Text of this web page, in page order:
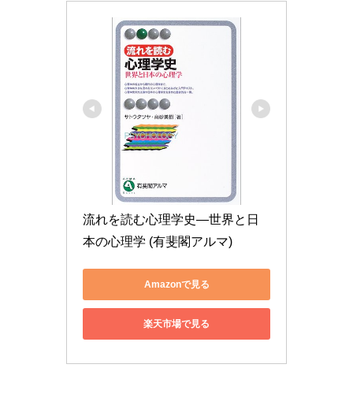
流れを読む心理学史―世界と日
本の心理学 (有斐閣アルマ)
Amazonで見る
楽天市場で見る